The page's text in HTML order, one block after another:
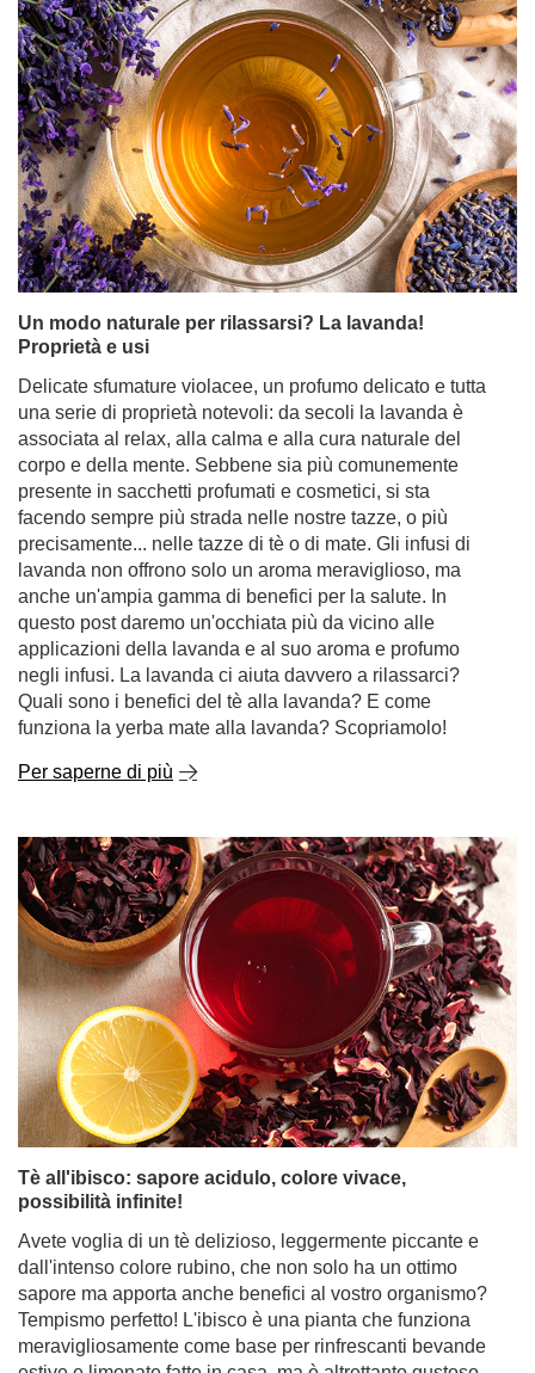
Un modo naturale per rilassarsi? La lavanda!
Proprietà e usi
Delicate sfumature violacee, un profumo delicato e tutta
una serie di proprietà notevoli: da secoli la lavanda è
associata al relax, alla calma e alla cura naturale del
corpo e della mente. Sebbene sia più comunemente
presente in sacchetti profumati e cosmetici, si sta
facendo sempre più strada nelle nostre tazze, o più
precisamente... nelle tazze di tè o di mate. Gli infusi di
lavanda non offrono solo un aroma meraviglioso, ma
anche un'ampia gamma di benefici per la salute. In
questo post daremo un'occhiata più da vicino alle
applicazioni della lavanda e al suo aroma e profumo
negli infusi. La lavanda ci aiuta davvero a rilassarci?
Quali sono i benefici del tè alla lavanda? E come
funziona la yerba mate alla lavanda? Scopriamolo!
Per saperne di più
Tè all'ibisco: sapore acidulo, colore vivace,
possibilità infinite!
Avete voglia di un tè delizioso, leggermente piccante e
dall'intenso colore rubino, che non solo ha un ottimo
sapore ma apporta anche benefici al vostro organismo?
Tempismo perfetto! L'ibisco è una pianta che funziona
meravigliosamente come base per rinfrescanti bevande